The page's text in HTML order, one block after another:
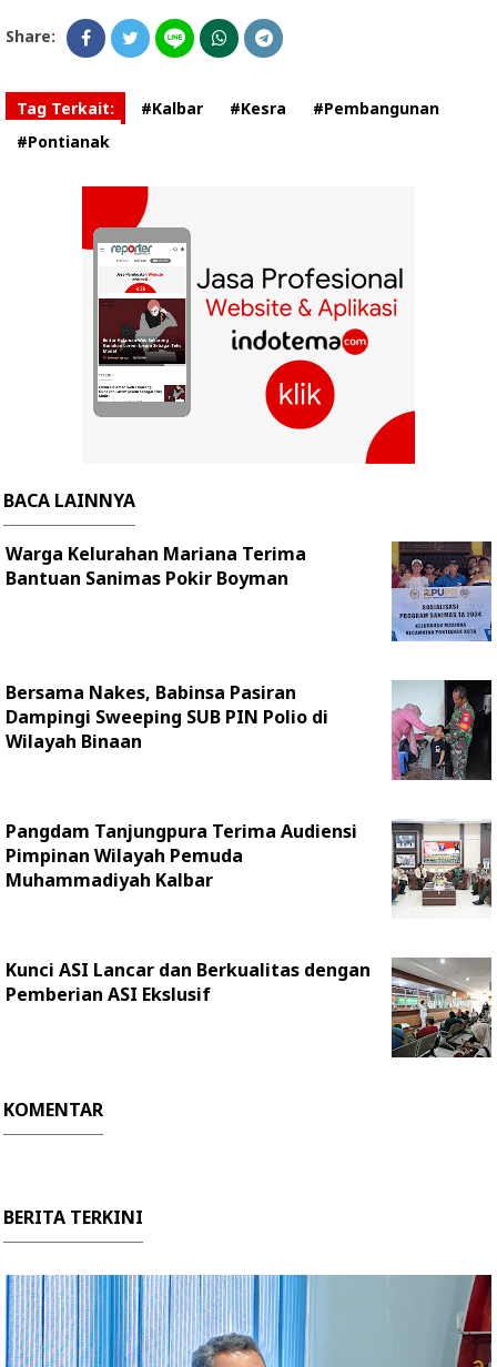
Share:
Tag Terkait: #Kalbar #Kesra
#Pembangunan
#Pontianak
BACA LAINNYA
Warga Kelurahan Mariana Terima
Bantuan Sanimas Pokir Boyman
Bersama Nakes, Babinsa Pasiran
Dampingi Sweeping SUB PIN Polio di
Wilayah Binaan
Pangdam Tanjungpura Terima Audiensi
Pimpinan Wilayah Pemuda
Muhammadiyah Kalbar
Kunci ASI Lancar dan Berkualitas dengan
Pemberian ASI Ekslusif
KOMENTAR
BERITA TERKINI